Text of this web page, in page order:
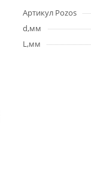
Артикул Pozos
d,мм
L,мм